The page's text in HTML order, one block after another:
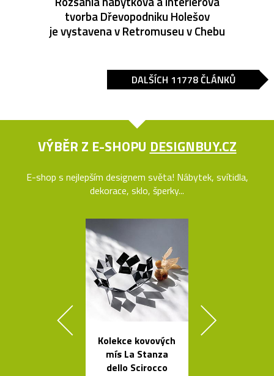
tvorba Dřevopodniku Holešov
je vystavena v Retromuseu v Chebu
DALŠÍCH 11778 ČLÁNKŮ
VÝBĚR Z E-SHOPU DESIGNBUY.CZ
E-shop s nejlepším designem světa! Nábytek, svítidla,
dekorace, sklo, šperky...
Kolekce kovových
mís La Stanza
dello Scirocco